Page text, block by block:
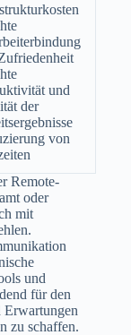
und
der
von
Remote-
oder
mit
und
für den
zu schaffen.